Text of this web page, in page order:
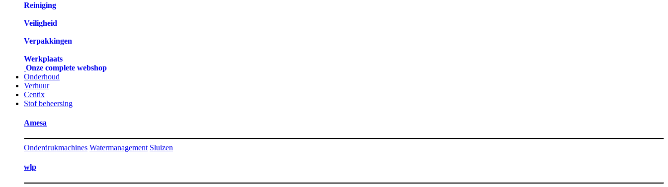
Reiniging
Veiligheid
Verpakkingen
Werkplaats
Onze complete webshop
Onderhoud
Verhuur
Centix
Stof beheersing
Amesa
Onderdrukmachines Watermanagement Sluizen
wlp